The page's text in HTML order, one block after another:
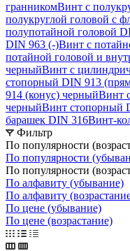
гранникомВинт с
полукруглой головой с
полупотайной головой
DIN 963 (-)Винт с
потайной головой и
черныйВинт с
стопорный DIN 913
914 (конус) черныйВинт
черныйВинт стопорный
барашек DIN 316Винт-
Фильтр
По популярности
По популярности
По популярности
По алфавиту (убывание)
По алфавиту
По цене (убывание)
По цене (возрастание)